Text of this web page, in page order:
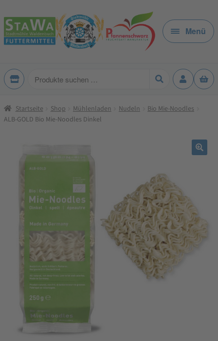
Zur
Navigation
springen
Zum
Inhalt
springen
Menü
Produkte
Startseite Shop Mühlenladen Nudeln
Bio Mie-Noodles
ALB-GOLD Bio Mie-Noodles Dinkel